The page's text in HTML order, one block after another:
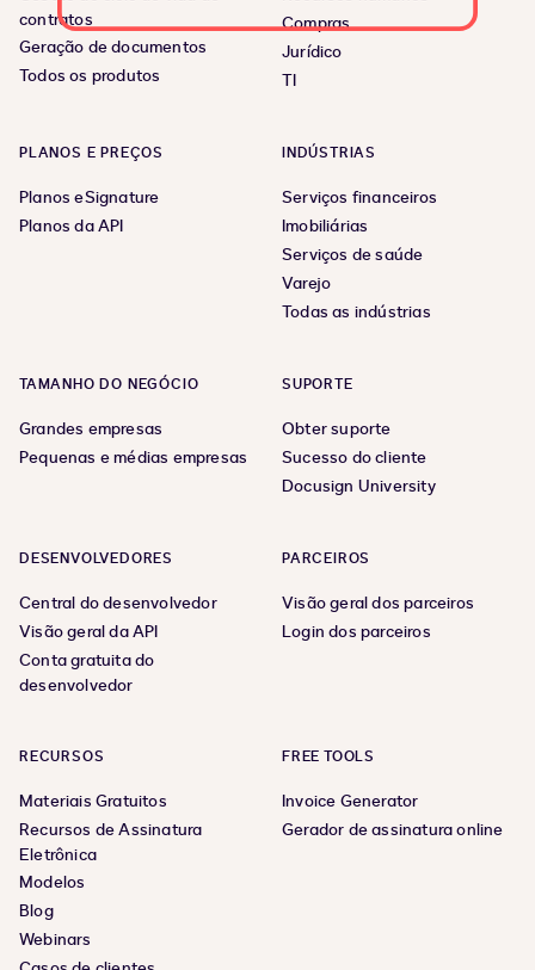
contratos
Geração de documentos
Todos os produtos
Compras
Jurídico
TI
PLANOS E PREÇOS
Planos eSignature
Planos da API
INDÚSTRIAS
Serviços financeiros
Imobiliárias
Serviços de saúde
Varejo
Todas as indústrias
TAMANHO DO NEGÓCIO
Grandes empresas
Pequenas e médias empresas
SUPORTE
Obter suporte
Sucesso do cliente
Docusign University
DESENVOLVEDORES
Central do desenvolvedor
Visão geral da API
Conta gratuita do
desenvolvedor
PARCEIROS
Visão geral dos parceiros
Login dos parceiros
RECURSOS
Materiais Gratuitos
Recursos de Assinatura
Eletrônica
Modelos
Blog
Webinars
FREE TOOLS
Invoice Generator
Gerador de assinatura online